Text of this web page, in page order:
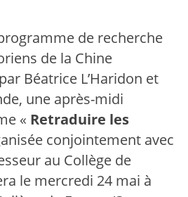
de recherche
de la Chine
Béatrice L’Haridon et
une après-midi
« Retraduire les
conjointement avec
au Collège de
le mercredi 24 mai à